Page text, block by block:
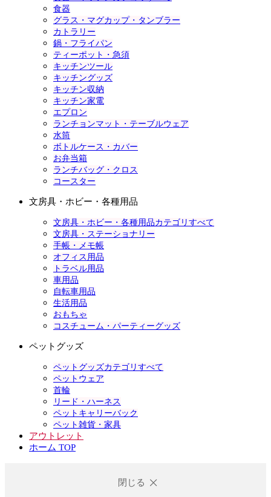
食器
グラス・マグカップ・タンブラー
カトラリー
鍋・フライパン
ティーポット・急須
キッチンツール
キッチングッズ
キッチン収納
キッチン家電
エプロン
ランチョンマット・テーブルウェア
水筒
ボトルケース・カバー
お弁当箱
ランチバッグ・クロス
コースター
文房具・ホビー・各種用品
文房具・ホビー・各種用品カテゴリすべて
文房具・ステーショナリー
手帳・メモ帳
オフィス用品
トラベル用品
車用品
自転車用品
生活用品
おもちゃ
コスチューム・パーティーグッズ
ペットグッズ
ペットグッズカテゴリすべて
ペットウェア
首輪
リード・ハーネス
ペットキャリーバック
ペット雑貨・家具
アウトレット
ホーム TOP
閉じる